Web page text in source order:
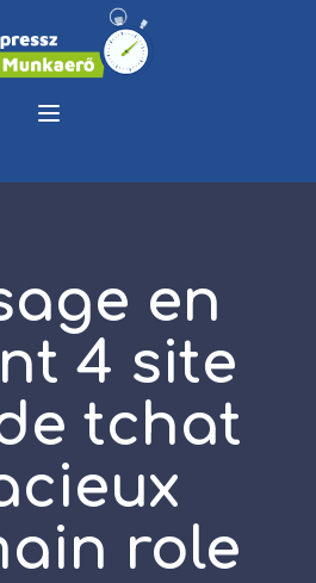
en
4 site
tchat
role